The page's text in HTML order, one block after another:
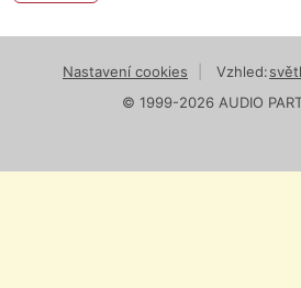
Nastavení cookies Vzhled:
© 1999-2026 AUDIO